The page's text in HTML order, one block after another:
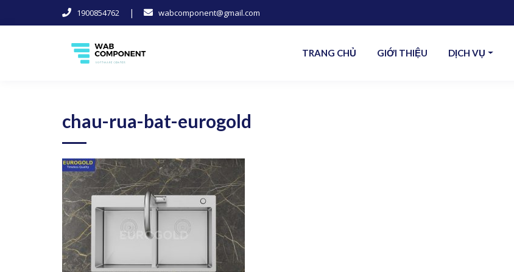
1900854762 | wabcomponent@gmail.com
TRANG CHỦ GIỚI THIỆU DỊCH VỤ
chau-rua-bat-eurogold